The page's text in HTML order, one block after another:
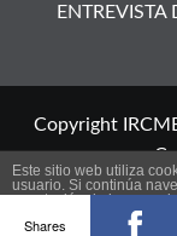
ENTREVISTA
Copyright
Este sitio web utiliza
usuario. Si continúa
aceptación de las
, pinche el
Shares